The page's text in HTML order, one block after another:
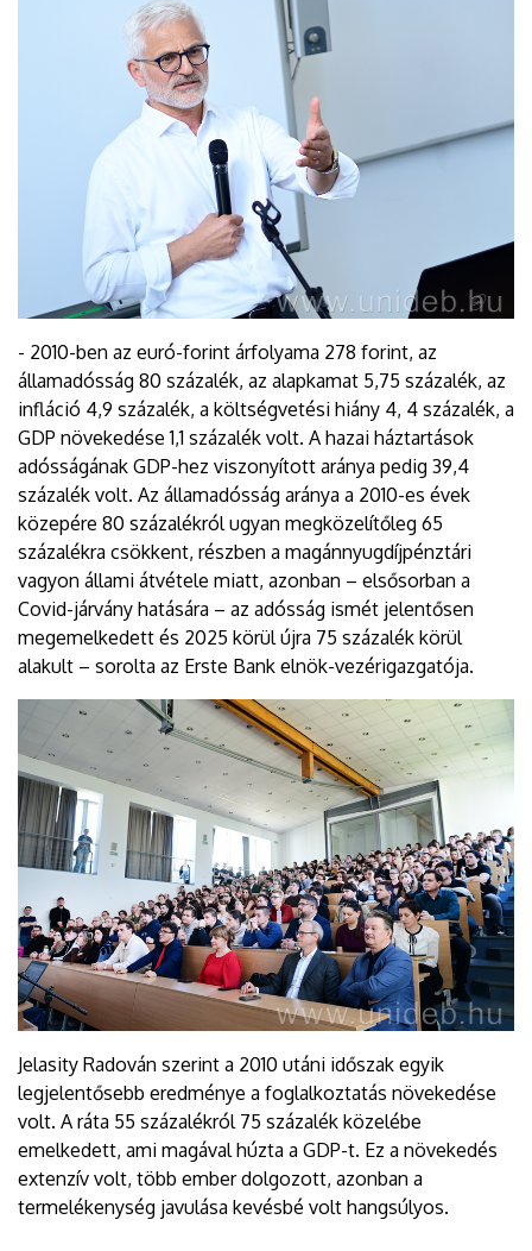
- 2010-ben az euró-forint árfolyama 278 forint, az
államadósság 80 százalék, az alapkamat 5,75 százalék, az
infláció 4,9 százalék, a költségvetési hiány 4, 4 százalék, a
GDP növekedése 1,1 százalék volt. A hazai háztartások
adósságának GDP-hez viszonyított aránya pedig 39,4
százalék volt. Az államadósság aránya a 2010-es évek
közepére 80 százalékról ugyan megközelítőleg 65
százalékra csökkent, részben a magánnyugdíjpénztári
vagyon állami átvétele miatt, azonban – elsősorban a
Covid-járvány hatására – az adósság ismét jelentősen
megemelkedett és 2025 körül újra 75 százalék körül
alakult – sorolta az Erste Bank elnök-vezérigazgatója.
Jelasity Radován szerint a 2010 utáni időszak egyik
legjelentősebb eredménye a foglalkoztatás növekedése
volt. A ráta 55 százalékról 75 százalék közelébe
emelkedett, ami magával húzta a GDP-t. Ez a növekedés
extenzív volt, több ember dolgozott, azonban a
termelékenység javulása kevésbé volt hangsúlyos.